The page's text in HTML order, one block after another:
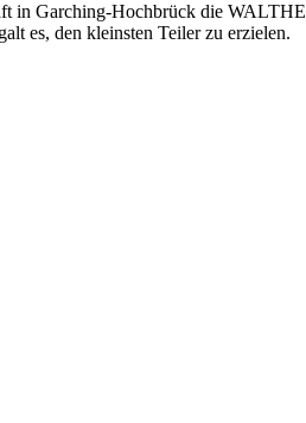
Garching-Hochbrück die
es, den kleinsten Teiler zu erzielen.